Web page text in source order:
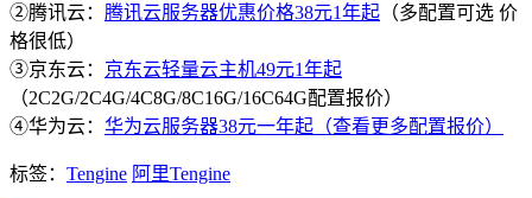
②腾讯云： 腾讯云服务器优惠价格38元1年起 （多配置可选 价
格很低）
③京东云： 京东云轻量云主机49元1年起
（2C2G/2C4G/4C8G/8C16G/16C64G配置报价）
④华为云： 华为云服务器38元一年起（查看更多配置报价）
标签： Tengine 阿里Tengine